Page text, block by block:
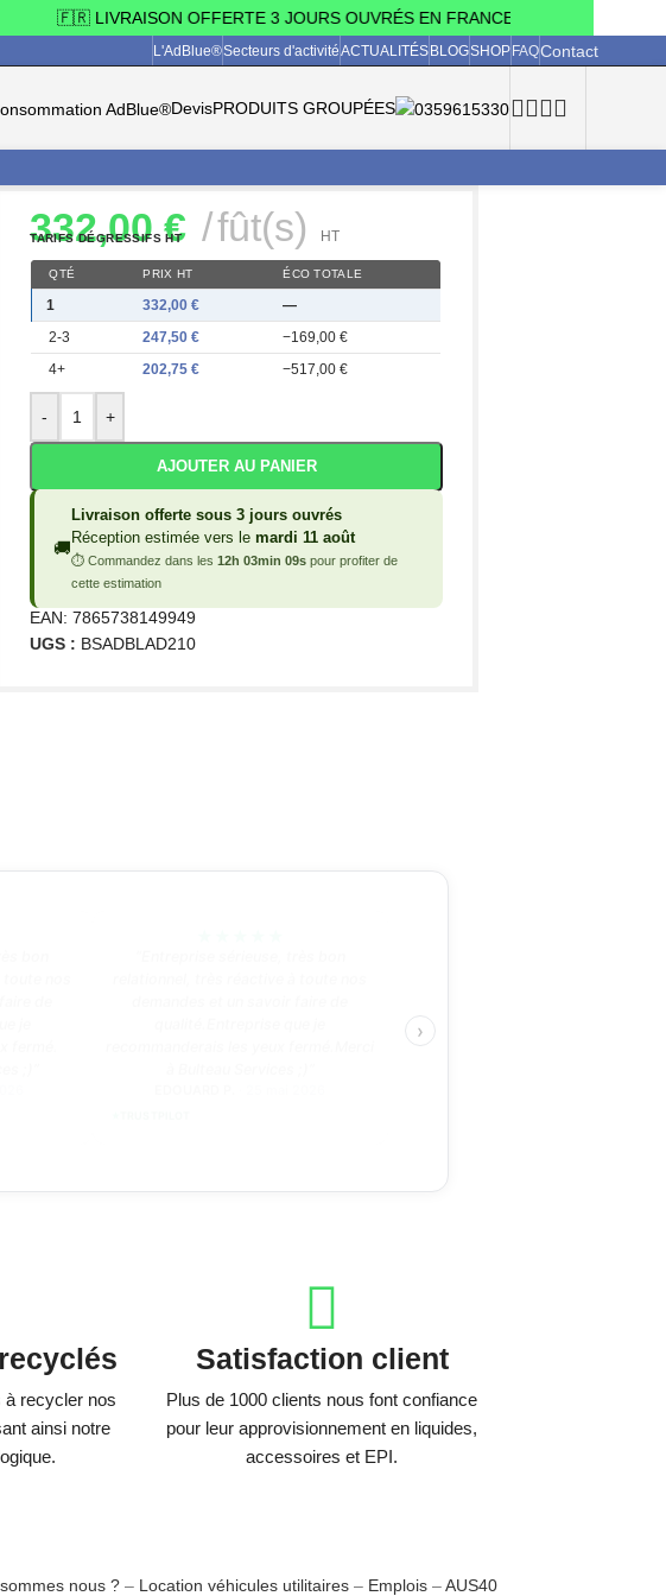
🇫🇷 LIVRAISON OFFERTE 3 JOURS OUVRÉS EN FRANCE MÉTROPOLITAINE
L'AdBlue®Secteurs d'activitéACTUALITÉSBLOGSHOPFAQContact
DevisPRODUITS GROUPÉES
332,00€ fût(s) HT
TARIFS DÉGRESSIFS HT
QTÉ PRIX HT ÉCO TOTALE
1 332,00€
—
2-3
247,50€
−169,00 €
4+
202,75€ −517,00 €
- +
AJOUTER AU PANIER
🚚
Livraison offerte sous 3 jours ouvrés
Réception estimée vers lemardi 11 août
⏱ Commandez dans les12h 03min 09s pour profiter de
cette estimation
EAN:7865738149949
UGS : BSADBLAD210
›
à recycler nos
ainsi notre
Satisfaction client
Plus de 1000 clients nous font confiance
pour leur approvisionnement en liquides,
accessoires et EPI.
nous ? – Location véhicules utilitaires – Emplois –AUS40